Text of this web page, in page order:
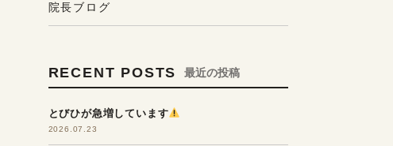
院長ブログ
RECENT POSTS 最近の投稿
とびひが急増しています
2026.07.23